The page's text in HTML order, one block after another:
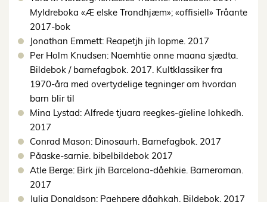
Myldreboka «Æ elske Trondhjæm»; «offisiell» Tråante
2017-bok
Jonathan Emmett: Reapetjh jïh lopme. 2017
Per Holm Knudsen: Naemhtie onne maana sjædta.
Bildebok / barnefagbok. 2017. Kultklassiker fra
1970-åra med overtydelige tegninger om hvordan
barn blir til
Mina Lystad: Alfrede tjuara reegkes-gïeline lohkedh.
2017
Conrad Mason: Dinosaurh. Barnefagbok. 2017
Påaske-sarnie. bibelbildebok 2017
Atle Berge: Birk jïh Barcelona-dåehkie. Barneroman.
2017
Julia Donaldson: Paehpere dåahkah. Bildebok. 2017